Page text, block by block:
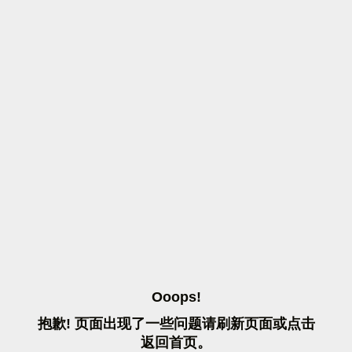
OOOPS!
抱歉! 页面出现了一些问题请刷 新页面或点击
返 回首页。